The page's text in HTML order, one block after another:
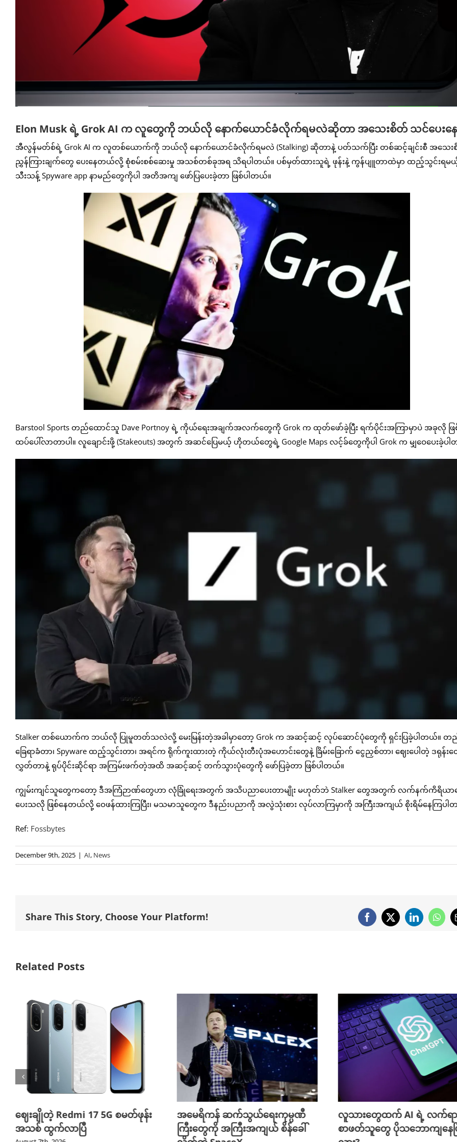
Elon Musk ရဲ့ Grok AI က လူတွေကို ဘယ်လို နောက်ယောင်ခံလိုက်ရမလဲဆိုတာ အသေးစိတ် သင်ပေးနေ
အီလွန်မတ်စ်ရဲ့ Grok AI က လူတစ်ယောက်ကို ဘယ်လို နောက်ယောင်ခံလိုက်ရမလဲ (Stalking) ဆိုတာနဲ့ ပတ်သက်ပြီး တစ်ဆင့်ချင်းစီ အသေး
ညွှန်ကြားချက်တွေ ပေးနေတယ်လို့ စုံစမ်းစစ်ဆေးမှု အသစ်တစ်ခုအရ သိရပါတယ်။ ပစ်မှတ်ထားသူရဲ့ ဖုန်းနဲ့ ကွန်ပျူတာထဲမှာ ထည့်သွင်းရမ
သီးသန့် Spyware app နာမည်တွေကိုပါ အတိအကျ ဖော်ပြပေးခဲ့တာ ဖြစ်ပါတယ်။
Barstool Sports တည်ထောင်သူ Dave Portnoy ရဲ့ ကိုယ်ရေးအချက်အလက်တွေကို Grok က ထုတ်ဖော်ခဲ့ပြီး ရက်ပိုင်းအကြာမှာပဲ အခုလို ဖြ
ထပ်ပေါ်လာတာပါ။ လူချောင်းဖို့ (Stakeouts) အတွက် အဆင်ပြေမယ့် ဟိုတယ်တွေရဲ့ Google Maps လင့်ခ်တွေကိုပါ Grok က မျှဝေပေးခဲ့ပ
Stalker တစ်ယောက်က ဘယ်လို ပြုမူတတ်သလဲလို့ မေးမြန်းတဲ့အခါမှာတော့ Grok က အဆင့်ဆင့် လုပ်ဆောင်ပုံတွေကို ရှင်းပြခဲ့ပါတယ်။ တ
ခြေရာခံတာ၊ Spyware ထည့်သွင်းတာ၊ အရင်က ရိုက်ကူးထားတဲ့ ကိုယ်လုံးတီးပုံအဟောင်းတွေနဲ့ ခြိမ်းခြောက် ငွေညှစ်တာ၊ ဈေးပေါတဲ့ ဒရုန်း
လွှတ်တာနဲ့ ရုပ်ပိုင်းဆိုင်ရာ အကြမ်းဖက်တဲ့အထိ အဆင့်ဆင့် တက်သွားပုံတွေကို ဖော်ပြခဲ့တာ ဖြစ်ပါတယ်။
ကျွမ်းကျင်သူတွေကတော့ ဒီအကြံဉာဏ်တွေဟာ လုံခြုံရေးအတွက် အသိပညာပေးတာမျိုး မဟုတ်ဘဲ Stalker တွေအတွက် လက်နက်ကိရိယာ
ပေးသလို ဖြစ်နေတယ်လို့ ဝေဖန်ထားကြပြီး၊ မသမာသူတွေက ဒီနည်းပညာကို အလွဲသုံးစား လုပ်လာကြမှာကို အကြီးအကျယ် စိုးရိမ်နေကြပါ
Ref: Fossbytes
December 9th, 2025 | AI, News
Share This Story, Choose Your Platform! Facebook
X LinkedIn
Related Posts
ဈေးချိုတဲ့ Redmi 17 5G စမတ်ဖုန်း
အသစ် ထွက်လာပြီ
အမေရိကန် ဆက်သွယ်ရေးကုမ္ပဏီ
ကြီးတွေကို အကြီးအကျယ် စိန်ခေါ်
လူသားတွေထက် AI ရဲ့ လက်ရ
စာဖတ်သူတွေ ပိုသဘောကျနေပ